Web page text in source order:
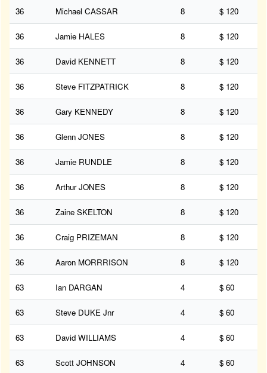
36 Michael CASSAR 8 $ 120
36 Jamie HALES 8 $ 120
36 David KENNETT 8 $ 120
36 Steve FITZPATRICK 8 $ 120
36 Gary KENNEDY 8 $ 120
36 Glenn JONES 8 $ 120
36 Jamie RUNDLE 8 $ 120
36 Arthur JONES 8 $ 120
36 Zaine SKELTON 8 $ 120
36 Craig PRIZEMAN 8 $ 120
36 Aaron MORRRISON 8 $ 120
63 Ian DARGAN 4 $ 60
63 Steve DUKE Jnr 4 $ 60
63 David WILLIAMS 4 $ 60
63 Scott JOHNSON 4 $ 60